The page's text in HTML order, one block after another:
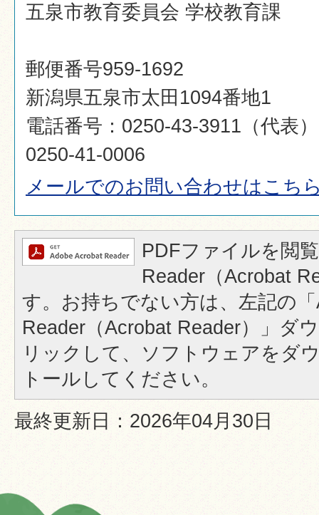
五泉市教育委員会 学校教育課
郵便番号959-1692
新潟県五泉市太田1094番地1
電話番号：0250-43-3911（代表
0250-41-0006
メールでのお問い合わせはこち
PDFファイルを閲
Reader（Acrobat
す。お持ちでない方は、左記の
Reader（Acrobat Reader）」ダ
リックして、ソフトウェアをダ
トールしてください。
最終更新日：2026年04月30日